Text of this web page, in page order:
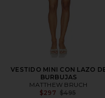
VESTIDO MINI CON LAZO
BURBUJAS
MATTHEW BRUCH
$297 Previous price:
$495